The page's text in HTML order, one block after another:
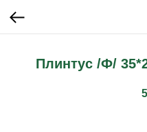
Плинтус /Ф/